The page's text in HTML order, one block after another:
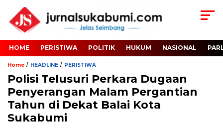
HOME PERISTIWA POLITIK HUKUM NASIONAL
Home / HEADLINE / PERISTIWA
Polisi Telusuri Perkara Dugaan
Penyerangan Malam Pergantian
Tahun di Dekat Balai Kota
Sukabumi